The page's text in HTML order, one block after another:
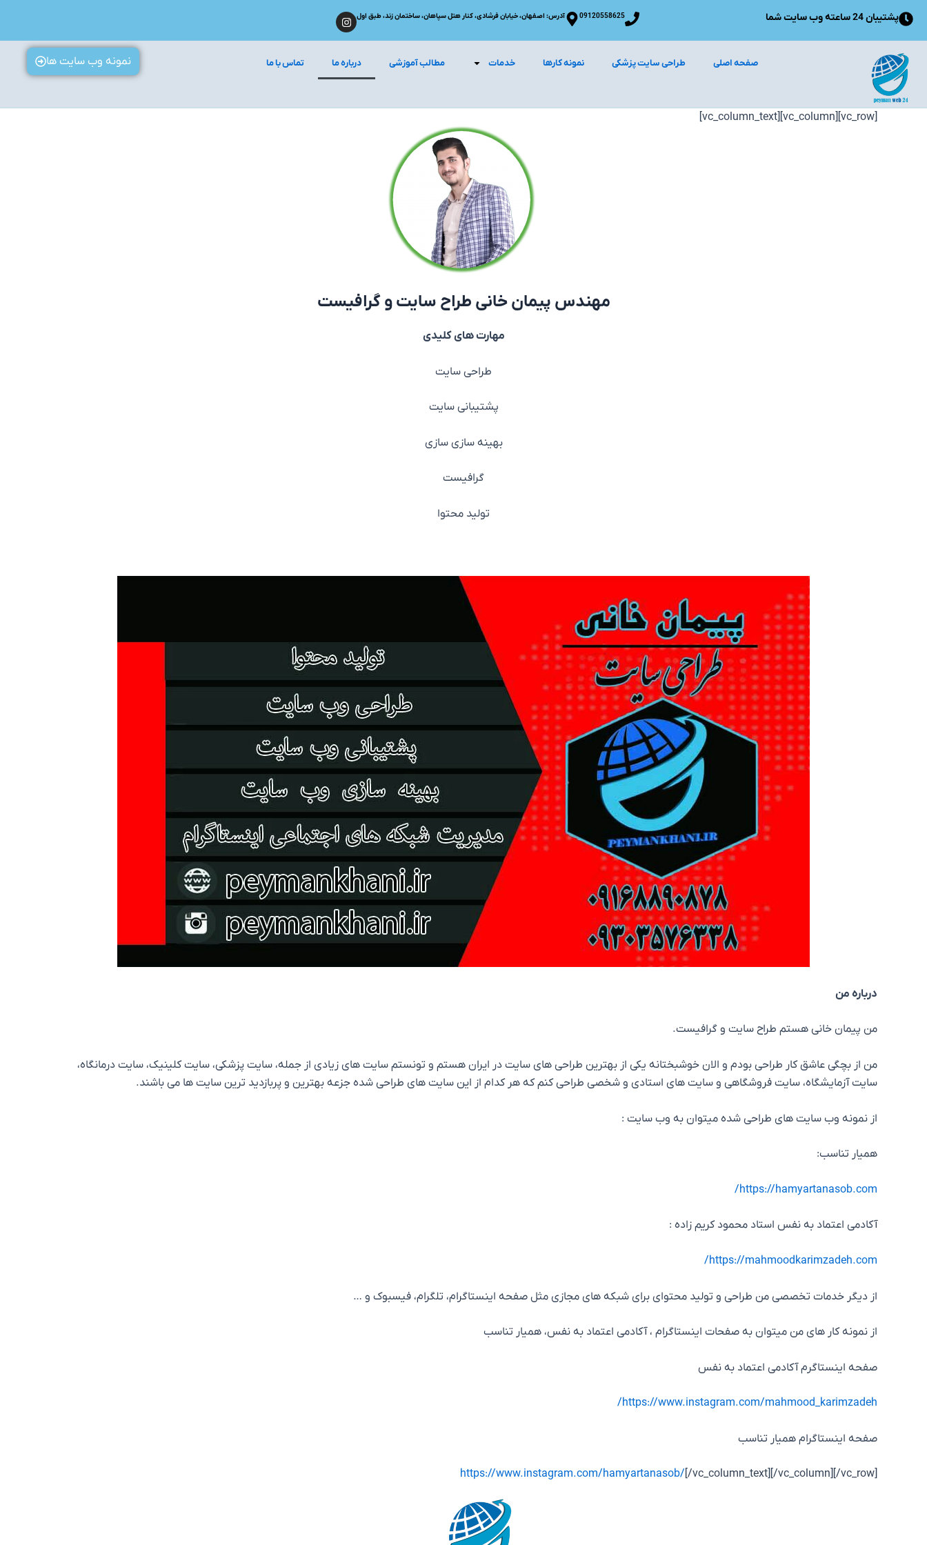
پرش
محتوا
پشتیبان 24 ساعته وب سایت شما 09120558625 آدرس: اصفهان، خیابان فرشادی، کنار هتل سپاهان، ساختمان زند، طبق اول I
n
s
a
g
m
صفحه اصلی طراحی سایت پزشکی نمونه کارها خدمات مطالب آموزشی درباره ما تماس با ما نمونه وب سایت ها
[vc_row][vc_column][vc_column_text]
مهندس پیمان خانی طراح سایت و گرافیست
مهارت هایکلیدی
طراحی سایت
پشتیبانی سایت
بهینه سازی سازی
گرافیست
تولید محتوا
درباره من
من پیمان خانی هستم طراح سایت و گرافیست.
من از بچگی عاشق کار طراحی بودم و الان خوشبختانه یکی از بهترین طراحی های سایت در ایران هستم و تونستم سایت های زیادی از جمله، سایت پزشکی، سایت کلینیک، سایت درمانگاه،
سایت آزمایشگاه، سایت فروشگاهی و سایت های استادی و شخصی طراحی کنم که هر کدام از این سایت های طراحی شده جزعه بهترین و پربازدید ترین سایت ها می باشند.
از نمونه وب سایت های طراحی شده میتوان به وب سایت :
همیار تناسب:
https://hamyartanasob.com/
آکادمی اعتماد به نفس استاد محمود کریم زاده :
https://mahmoodkarimzadeh.com/
از دیگر خدمات تخصصی من طراحی و تولید محتوای برای شبکه های مجازی مثل صفحه اینستاگرام، تلگرام، فیسبوک و …
از نمونه کار های من میتوان به صفحات اینستاگرام ، آکادمی اعتماد به نفس، همیار تناسب
صفحه اینستاگرم آکادمی اعتماد به نفس
https://www.instagram.com/mahmood_karimzadeh/
صفحه اینستاگرام همیار تناسب
https://www.instagram.com/hamyartanasob/[/vc_column_text][/vc_column][/vc_row]